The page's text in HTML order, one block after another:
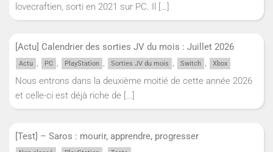
lovecraftien, sorti en 2021 sur PC. Il […]
[Actu] Calendrier des sorties JV du mois : Juillet 2026
Actu , PC , PlayStation , Sorties JV du mois , Switch , Xbox
Nous entrons dans la deuxième moitié de cette année 2026
et celle-ci est déjà riche de […]
[Test] – Saros : mourir, apprendre, progresser